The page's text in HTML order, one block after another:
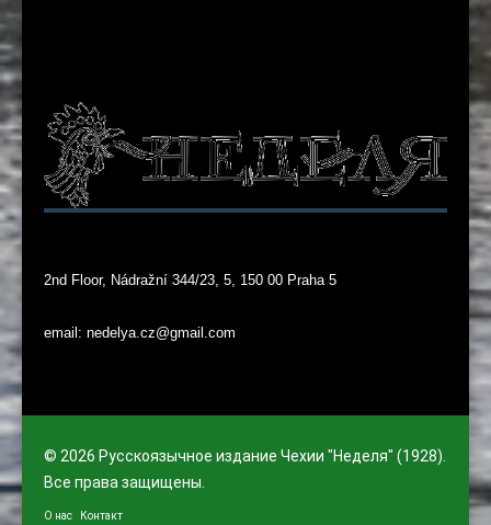
2nd Floor, Nádražní 344/23, 5, 150 00 Praha 5
email: nedelya.cz@gmail.com
© 2026 Русскоязычное издание Чехии "Неделя" (1928).
Все права защищены.
О нас Контакт